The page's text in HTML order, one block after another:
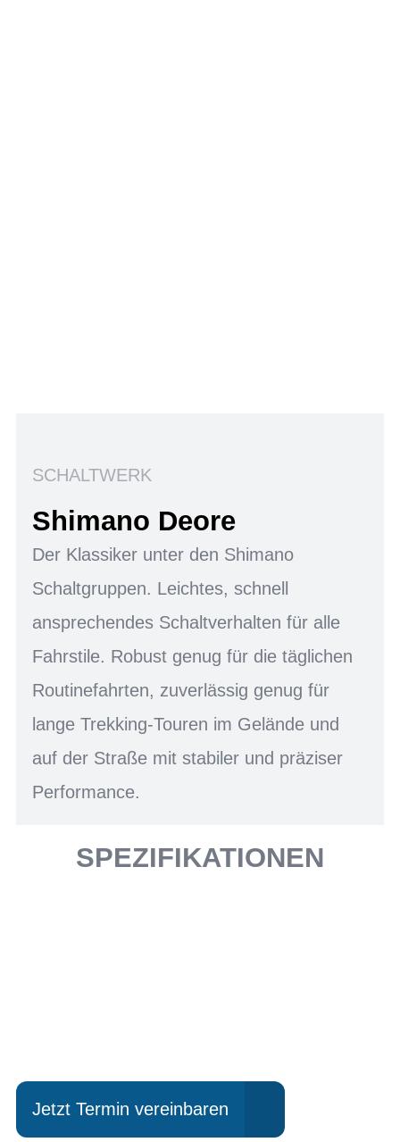
SCHALTWERK
Shimano Deore
Der Klassiker unter den Shimano
Schaltgruppen. Leichtes, schnell
ansprechendes Schaltverhalten für alle
Fahrstile. Robust genug für die täglichen
Routinefahrten, zuverlässig genug für
lange Trekking-Touren im Gelände und
auf der Straße mit stabiler und präziser
Performance.
SPEZIFIKATIONEN
Jetzt Termin vereinbaren